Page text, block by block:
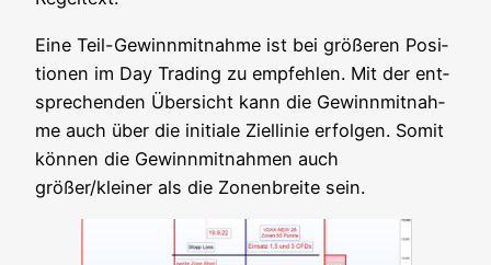
Eine Teil-Gewinn­mit­nah­me ist bei grö­ße­ren Posi­
tio­nen im Day Tra­ding zu emp­feh­len. Mit der ent­
spre­chen­den Über­sicht kann die Gewinn­mit­nah­
me auch über die initia­le Ziel­li­nie erfol­gen. Somit
kön­nen die Gewinn­mit­nah­men auch
größer/kleiner als die Zonen­brei­te sein.